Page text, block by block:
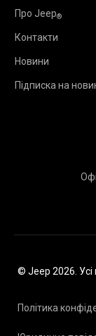
Про Jeep®
Контакти
Новини
Підписка на
© Jeep 2026.
Політика